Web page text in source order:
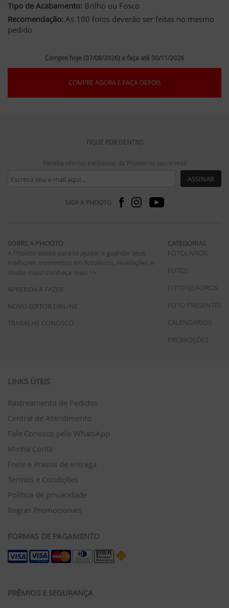
Tipo de Acabamento: Brilho ou Fosco
Recomendação: As 100 fotos deverão ser feitas no mesmo
pedido
Compre hoje (07/08/2026) e faça até 30/11/2026
COMPRE AGORA E FAÇA DEPOIS
FIQUE POR DENTRO
Receba ofertas exclusivas da Phooto no seu e-mail
ASSINAR
SIGA A PHOOTO
SOBRE A PHOOTO
A Phooto existe para te ajudar a guardar seus
melhores momentos em fotolivros, revelações e
muito mais! Conheça mais >>
APRENDA A FAZER
NOVO EDITOR ONLINE
TRABALHE CONOSCO
CATEGORIAS
FOTOLIVROS
FOTOS
FOTO QUADROS
FOTO PRESENTES
CALENDÁRIOS
PROMOÇÕES
LINKS ÚTEIS
Rastreamento de Pedidos
Central de Atendimento
Fale Conosco pelo WhatsApp
Minha Conta
Frete e Prazos de entrega
Termos e Condições
Política de privacidade
Regras Promocionais
FORMAS DE PAGAMENTO
PRÊMIOS E SEGURANÇA